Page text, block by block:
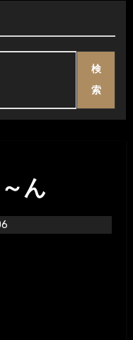
検
索
ん